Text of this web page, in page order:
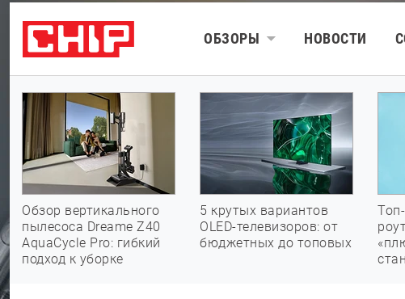
ОБЗОРЫ НОВОСТИ
Обзор вертикального
пылесоса Dreame Z40
AquaCycle Pro: гибкий
подход к уборке
5 крутых вариантов
OLED-телевизоров: от
бюджетных до топовых